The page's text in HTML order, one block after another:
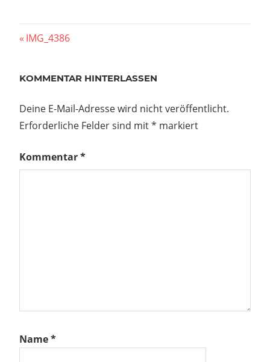
Beitragsnavigation
Vorheriger
IMG_4386
KOMMENTAR HINTERLASSEN
Deine E-Mail-Adresse wird nicht veröffentlicht.
Erforderliche Felder sind mit* markiert
Kommentar*
Name*